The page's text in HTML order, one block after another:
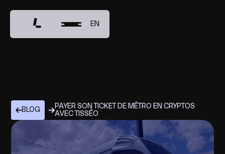
EN
BLOG
PAYER SON TICKET DE MÉTRO EN CRYPTOS
AVEC TISSÉO